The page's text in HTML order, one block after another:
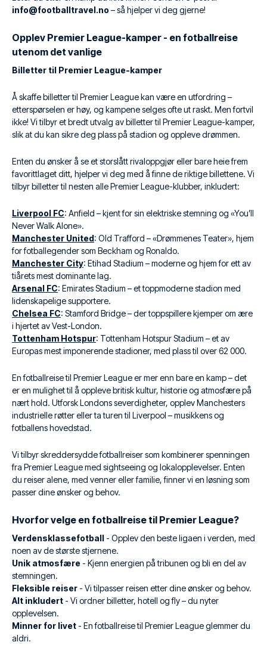
info@footballtravel.no – så hjelper vi deg gjerne!
Opplev Premier League-kamper - en fotballreise
utenom det vanlige
Billetter til Premier League-kamper
Å skaffe billetter til Premier League kan være en utfordring –
etterspørselen er høy, og kampene selges ofte ut raskt. Men fortvil
ikke! Vi tilbyr et bredt utvalg av billetter til Premier League-kamper,
slik at du kan sikre deg plass på stadion og oppleve drømmen.
Enten du ønsker å se et storslått rivaloppgjør eller bare heie frem
favorittlaget ditt, hjelper vi deg med å finne de riktige billettene. Vi
tilbyr billetter til nesten alle Premier League-klubber, inkludert:
Liverpool FC: Anfield – kjent for sin elektriske stemning og «You’ll
Never Walk Alone».
Manchester United: Old Trafford – «Drømmenes Teater», hjem
for fotballegender som Beckham og Ronaldo.
Manchester City: Etihad Stadium – moderne og hjem for ett av
tiårets mest dominante lag.
Arsenal FC: Emirates Stadium – et toppmoderne stadion med
lidenskapelige supportere.
Chelsea FC: Stamford Bridge – der toppspillere kjemper om ære
i hjertet av Vest-London.
Tottenham Hotspur: Tottenham Hotspur Stadium – et av
Europas mest imponerende stadioner, med plass til over 62 000.
En fotballreise til Premier League er mer enn bare en kamp – det
er en mulighet til å oppleve britisk kultur, historie og atmosfære på
nært hold. Utforsk Londons severdigheter, opplev Manchesters
industrielle røtter eller ta turen til Liverpool – musikkens og
fotballens hovedstad.
Vi tilbyr skreddersydde fotballreiser som kombinerer spenningen
fra Premier League med sightseeing og lokalopplevelser. Enten
du reiser alene, med venner eller familie, finner vi en løsning som
passer dine ønsker og behov.
Hvorfor velge en fotballreise til Premier League?
Verdensklassefotball - Opplev den beste ligaen i verden, med
noen av de største stjernene.
Unik atmosfære - Kjenn energien på tribunen og bli en del av
stemningen.
Fleksible reiser - Vi tilpasser reisen etter dine ønsker og behov.
Alt inkludert - Vi ordner billetter, hotell og fly – du nyter
opplevelsen.
Minner for livet - En fotballreise til Premier League glemmer du
aldri.